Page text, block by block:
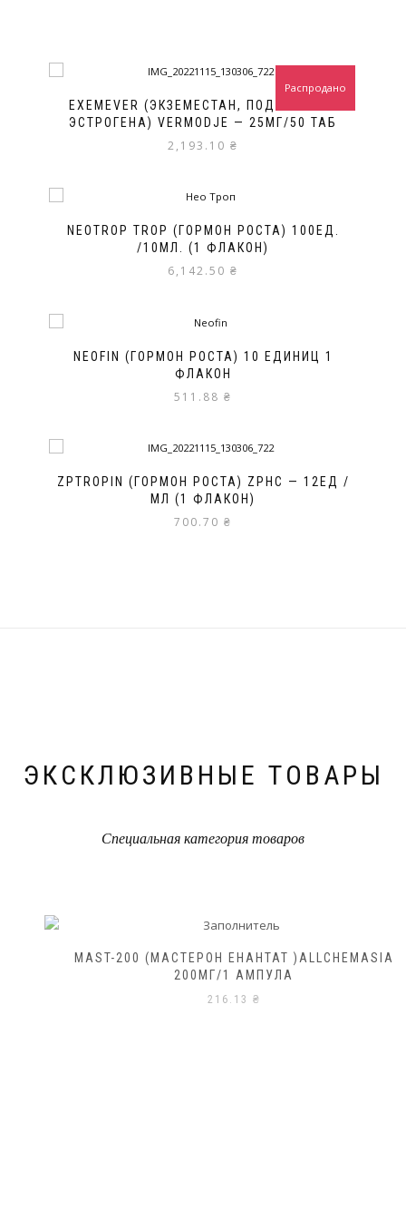
EXEMEVER (ЭКЗЕМЕСТАН, ПОДАВИТЕЛЬ
ЭСТРОГЕНА) VERMODJE — 25МГ/50 ТАБ
2,193.10 ₴
Распродано
NEOTROP TROP (ГОРМОН РОСТА) 100ЕД.
/10МЛ. (1 ФЛАКОН)
6,142.50 ₴
NEOFIN (ГОРМОН РОСТА) 10 ЕДИНИЦ 1
ФЛАКОН
511.88 ₴
ZPTROPIN (ГОРМОН РОСТА) ZPHC — 12ЕД /
МЛ (1 ФЛАКОН)
700.70 ₴
ЭКСКЛЮЗИВНЫЕ ТОВАРЫ
Специальная категория товаров
MAST-200 (МАСТЕРОН ЕНАНТАТ )ALLCHEMASIA
200МГ/1 АМПУЛА
216.13 ₴